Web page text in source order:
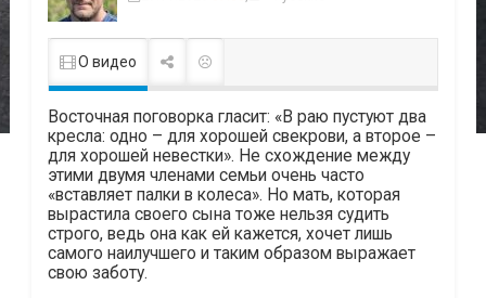
О видео
Восточная поговорка гласит: «В раю пустуют два
кресла: одно – для хорошей свекрови, а второе –
для хорошей невестки». Не схождение между
этими двумя членами семьи очень часто
«вставляет палки в колеса». Но мать, которая
вырастила своего сына тоже нельзя судить
строго, ведь она как ей кажется, хочет лишь
самого наилучшего и таким образом выражает
свою заботу.